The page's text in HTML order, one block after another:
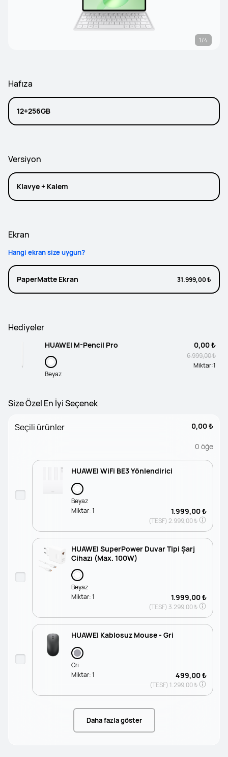
1/4
Hafıza
12+256GB
Versiyon
Klavye + Kalem
Ekran
Hangi ekran size uygun?
PaperMatte Ekran 31.999,00 ₺
Hediyeler
HUAWEI M-Pencil Pro
Beyaz
0,00 ₺
6.999,00 ₺
Miktar:1
Size Özel En İyi Seçenek
Seçili ürünler 0,00 ₺
0 öğe
HUAWEI WiFi BE3 Yönlendirici
Beyaz
1.999,00 ₺
(TESF)2.999,00 ₺
Miktar:1
HUAWEI SuperPower Duvar Tipi Şarj
Cihazı (Max. 100W)
Beyaz
1.999,00 ₺
(TESF) 3.299,00 ₺
Miktar:1
HUAWEI Kablosuz Mouse - Gri
Gri
499,00 ₺
(TESF) 1.299,00 ₺
Miktar:1
Daha fazla göster